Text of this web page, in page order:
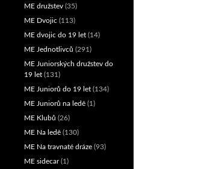
ME družstev (35)
ME Dvojic (113)
ME dvojic do 19 let (14)
ME Jednotlivců (291)
ME Juniorských družstev do
19 let (131)
ME Juniorů do 19 let (134)
ME Juniorů na ledě (1)
ME Klubů (26)
ME Na ledě (130)
ME Na travnaté dráze (93)
ME sidecar(1)